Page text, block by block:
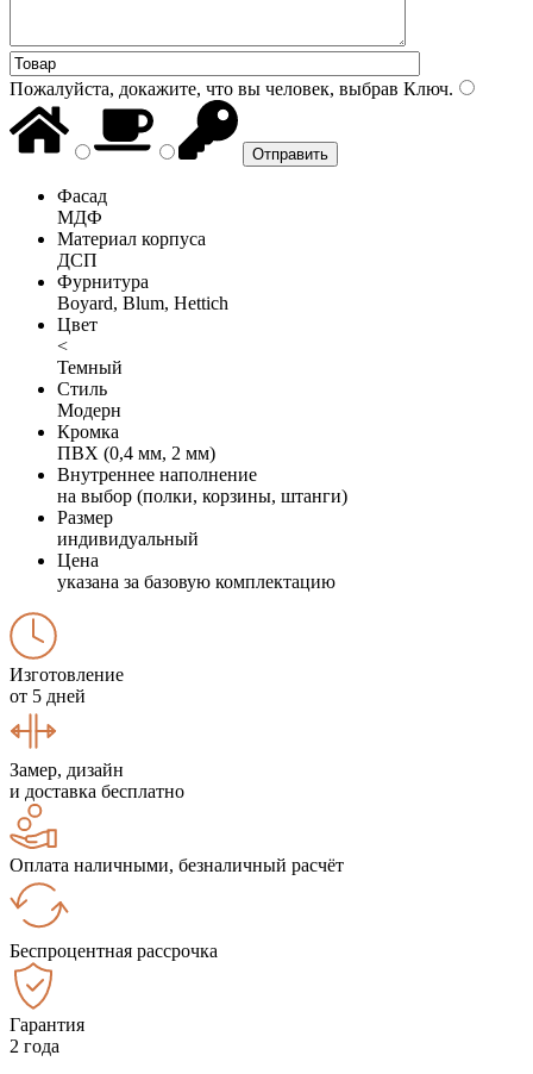
Пожалуйста, докажите, что вы человек, выбрав Ключ.
Фасад
МДФ
Материал корпуса
ДСП
Фурнитура
Boyard, Blum, Hettich
Цвет
<
Темный
Стиль
Модерн
Кромка
ПВХ (0,4 мм, 2 мм)
Внутреннее наполнение
на выбор (полки, корзины, штанги)
Размер
индивидуальный
Цена
указана за базовую комплектацию
Изготовление
от 5 дней
Замер, дизайн
и доставка бесплатно
Оплата наличными, безналичный расчёт
Беспроцентная рассрочка
Гарантия
2 года